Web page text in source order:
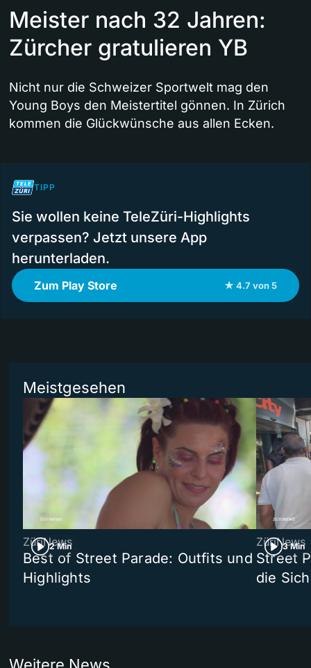
Meister nach 32 Jahren:
Zürcher gratulieren YB
Nicht nur die Schweizer Sportwelt mag den
Young Boys den Meistertitel gönnen. In Zürich
kommen die Glückwünsche aus allen Ecken.
TIPP
Sie wollen keine TeleZüri-Highlights
verpassen? Jetzt unsere App
herunterladen.
Zum Play Store ★ 4.7 von 5
Meistgesehen
2 Min
ZüriNews
Best of Street Parade: Outfits und
Highlights
3 Min
ZüriNews
Street
die